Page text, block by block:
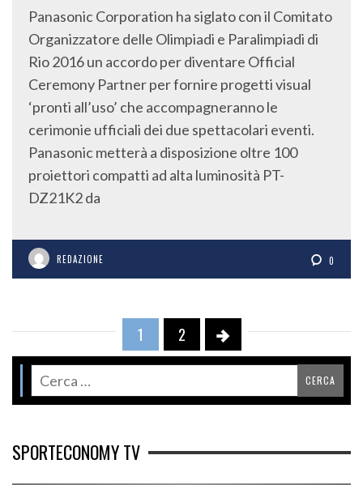
Panasonic Corporation ha siglato con il Comitato
Organizzatore delle Olimpiadi e Paralimpiadi di
Rio 2016 un accordo per diventare Official
Ceremony Partner per fornire progetti visual
‘pronti all’uso’ che accompagneranno le
cerimonie ufficiali dei due spettacolari eventi.
Panasonic metterà a disposizione oltre 100
proiettori compatti ad alta luminosità PT-
DZ21K2 da
REDAZIONE 0
1 2
SPORTECONOMY TV